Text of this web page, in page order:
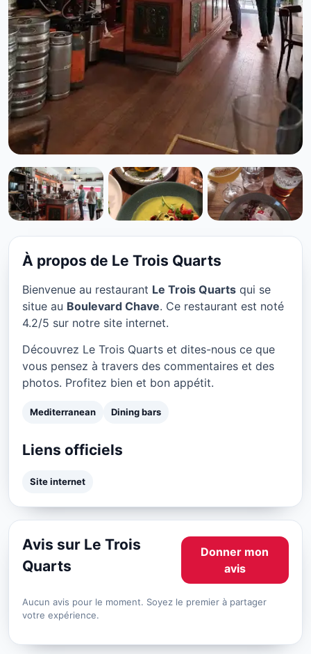
MEDITERRANEAN
Le Trois Quarts à Marseille
★ 4.2/5
À propos de Le Trois Quarts
Bienvenue au restaurant Le Trois Quarts qui se
situe au Boulevard Chave. Ce restaurant est noté
4.2/5 sur notre site internet.
Découvrez Le Trois Quarts et dites-nous ce que
vous pensez à travers des commentaires et des
photos. Profitez bien et bon appétit.
Mediterranean Dining bars
Liens officiels
Site internet
Avis sur Le Trois
Quarts
Donner mon
avis
Aucun avis pour le moment. Soyez le premier à partager
votre expérience.